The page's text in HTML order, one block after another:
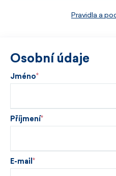
Pravidla a
Osobní údaje
Jméno
Příjmení
E-mail